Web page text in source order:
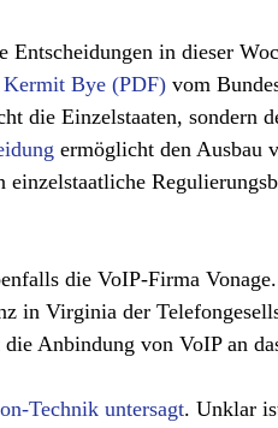
in dieser
Kermit Bye
vom
die Einzelstaaten, sondern
ermöglicht den Ausbau
die VoIP-Firma
in Virginia der
Anbindung von VoIP an
Technik untersagt. Unklar